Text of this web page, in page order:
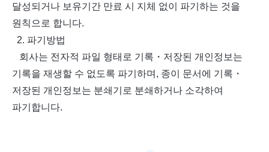
달성되거나 보유기간 만료 시 지체 없이 파기하는 것을
원칙으로 합니다.
2. 파기방법
회사는 전자적 파일 형태로 기록・저장된 개인정보는
기록을 재생할 수 없도록 파기하며, 종이 문서에 기록・
저장된 개인정보는 분쇄기로 분쇄하거나 소각하여
파기합니다.